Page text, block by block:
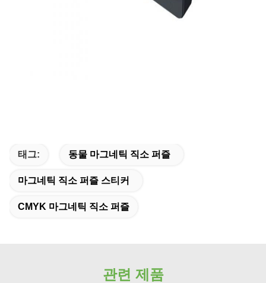
태그: 동물 마그네틱 직소 퍼즐
마그네틱 직소 퍼즐 스티커
CMYK 마그네틱 직소 퍼즐
관련 제품